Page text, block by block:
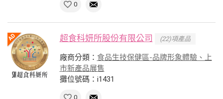
0
超食科妍所股份有限公司 (22)項產品
廠商分類： 食品生技保健區-品牌形象體驗、上
市新產品展售
攤位號碼：i1431
0